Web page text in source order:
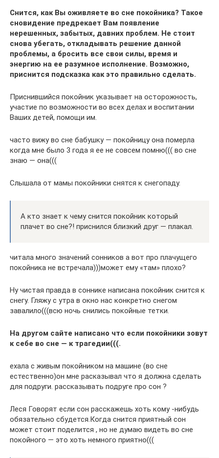
Снится, как Вы оживляете во сне покойника? Такое
сновидение предрекает Вам появление
нерешенных, забытых, давних проблем. Не стоит
снова убегать, откладывать решение данной
проблемы, а бросить все свои силы, время и
энергию на ее разумное исполнение. Возможно,
приснится подсказка как это правильно сделать.
Приснившийся покойник указывает на осторожность,
участие по возможности во всех делах и воспитании
Ваших детей, помощи им.
часто вижу во сне бабушку — покойницу она померла
когда мне было 3 года я ее не совсем помню((( во сне
знаю — она(((
Слышала от мамы покойники снятся к снегопаду.
А кто знает к чему снится покойник который
плачет во сне?! приснился близкий друг — плакал.
читала много значений сонников а вот про плачущего
покойника не встречала)))может ему «там» плохо?
Ну чистая правда в соннике написана покойник снится к
снегу. Гляжу с утра в окно нас конкретно снегом
завалило(((всю ночь снились покойные тетки.
На другом сайте написано что если покойники зовут
к себе во сне — к трагедии(((.
ехала с живым покойником на машине (во сне
естественно)он мне расказывал что я должна сделать
для подруги. рассказывать подруге про сон ?
Леся Говорят если сон расскажешь хоть кому -нибудь
обязательно сбудется.Когда снится приятный сон
может стоит поделится , но не думаю видеть во сне
покойного — это хоть немного приятно(((